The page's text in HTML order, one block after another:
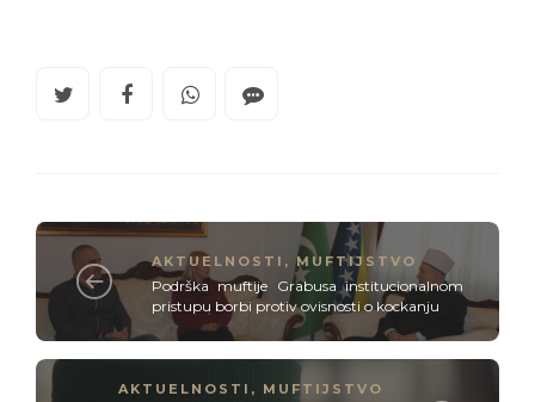
AKTUELNOSTI , MUFTIJSTVO
Podrška muftije Grabusa institucionalnom
pristupu borbi protiv ovisnosti o kockanju
AKTUELNOSTI , MUFTIJSTVO